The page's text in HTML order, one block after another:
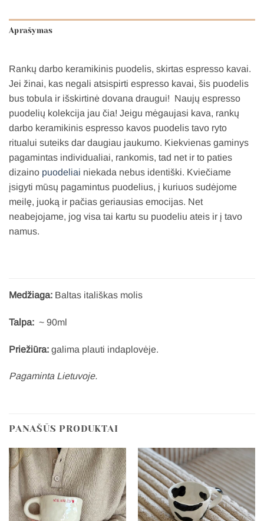
Aprašymas
Rankų darbo keramikinis puodelis, skirtas espresso kavai.
Jei žinai, kas negali atsispirti espresso kavai, šis puodelis
bus tobula ir išskirtinė dovana draugui! Naujų espresso
puodelių kolekcija jau čia! Jeigu mėgaujasi kava, rankų
darbo keramikinis espresso kavos puodelis tavo ryto
ritualui suteiks dar daugiau jaukumo. Kiekvienas gaminys
pagamintas individualiai, rankomis, tad net ir to paties
dizaino puodeliai niekada nebus identiški. Kviečiame
įsigyti mūsų pagamintus puodelius, į kuriuos sudėjome
meilę, juoką ir pačias geriausias emocijas. Net
neabejojame, jog visa tai kartu su puodeliu ateis ir į tavo
namus.
Medžiaga: Baltas itališkas molis
Talpa: ~ 90ml
Priežiūra: galima plauti indaplovėje.
Pagaminta Lietuvoje.
PANAŠŪS PRODUKTAI